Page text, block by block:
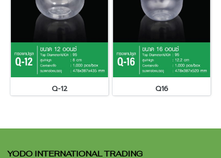
Q-12 Q16
YODO INTERNATIONAL TRADING